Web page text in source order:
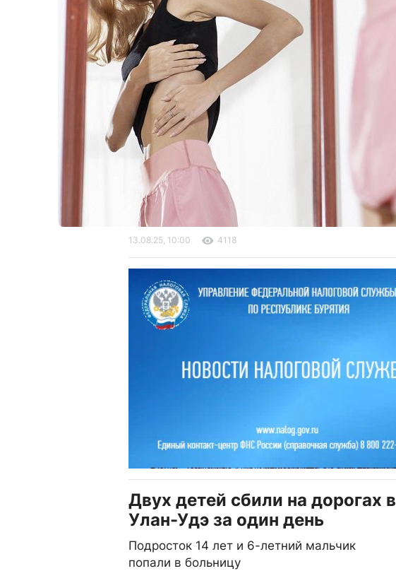
13.08.25, 10:00 4118
Двух детей сбили на дорогах в
Улан-Удэ за один день
Подросток 14 лет и 6-летний мальчик
попали в больницу